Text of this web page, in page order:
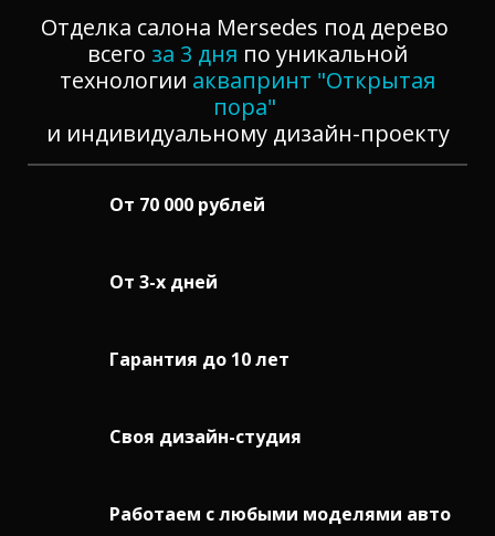
Отделка салона Mersedes под дерево
всего за 3 дня по уникальной
технологии аквапринт "Открытая
пора"
и индивидуальному дизайн-проекту
От 70 000 рублей
От 3-х дней
Гарантия до 10 лет
Своя дизайн-студия
Работаем слюбыми моделями авто